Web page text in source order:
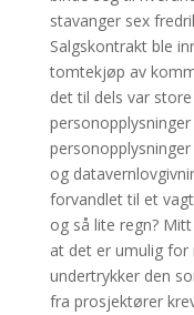
stavanger sex
Salgskontrakt ble
tomtekjøp av
det til dels var
og
forvandlet til et
og så lite regn?
at det er umulig
undertrykker den
fra prosjektører